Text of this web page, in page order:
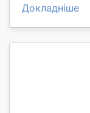
Докладніше